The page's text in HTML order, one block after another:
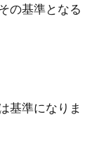
の基準となる
基準になりま